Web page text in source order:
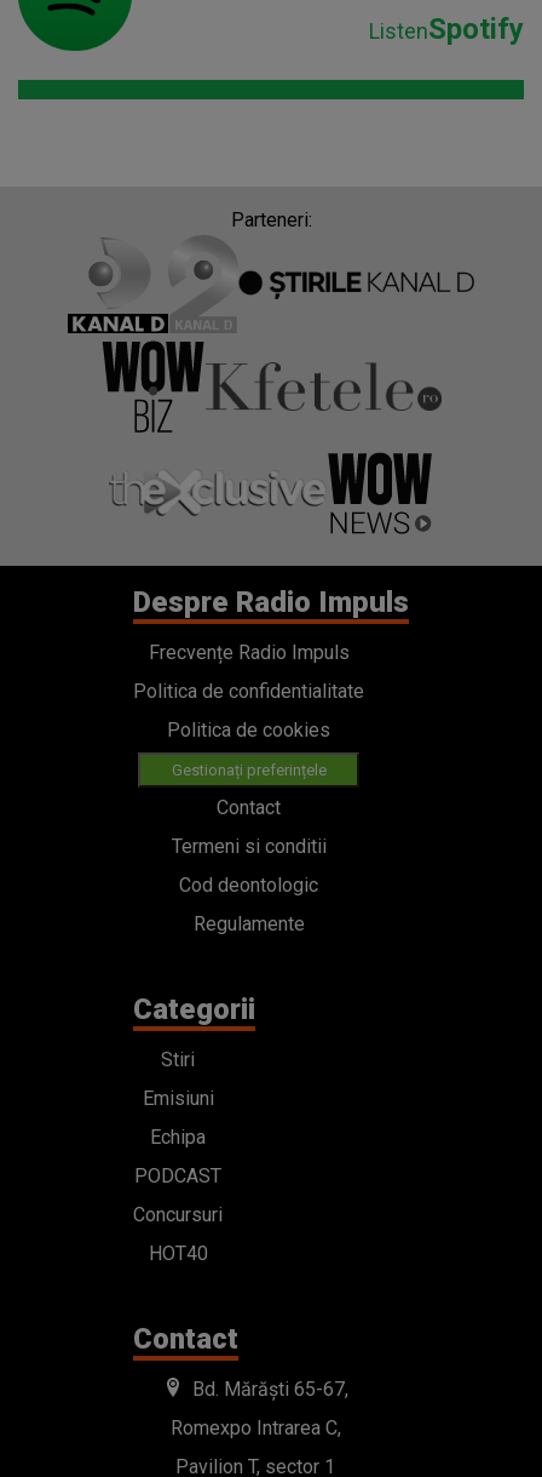
ListenSpotify
Parteneri:
Despre Radio Impuls
Frecvențe Radio Impuls
Politica de confidentialitate
Politica de cookies
Gestionați preferințele
Contact
Termeni si conditii
Cod deontologic
Regulamente
Categorii
Stiri
Emisiuni
Echipa
PODCAST
Concursuri
HOT40
Contact
Bd. Mărăști 65-67,
Romexpo Intrarea C,
Pavilion T, sector 1